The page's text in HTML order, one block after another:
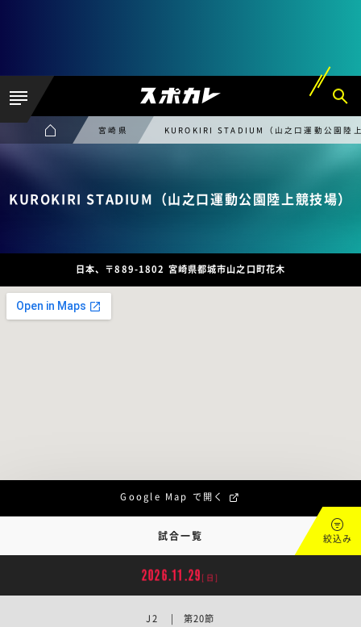
宮崎県 KUROKIRI STADIUM（山之口運動公園陸
KUROKIRI STADIUM（山之口運動公園陸上競技場）
日本、〒889-1802 宮崎県都城市山之口町花木
Google Map で開く
試合一覧 絞込み
2026.11.29 [日]
J2 | 第20節